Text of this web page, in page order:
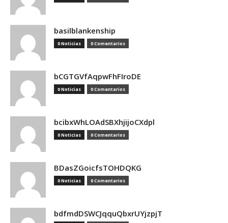
basilblankenship
0 Noticias 0 Comentarios
bCGTGVfAqpwFhFIroDE
0 Noticias 0 Comentarios
bcibxWhLOAdSBXhjijoCXdpl
0 Noticias 0 Comentarios
BDasZGoicfsTOHDQKG
0 Noticias 0 Comentarios
bdfmdDSWCJqquQbxrUYjzpjT